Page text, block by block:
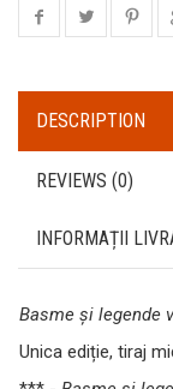
DESCRIPTION
REVIEWS (0)
INFORMAȚII
Basme și legende
Unica ediție, tiraj